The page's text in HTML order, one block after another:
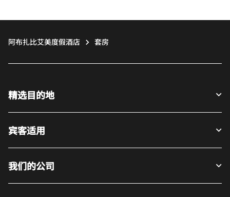
阿布扎比艾美度假酒店 套房
精选目的地
宾客适用
我们的公司